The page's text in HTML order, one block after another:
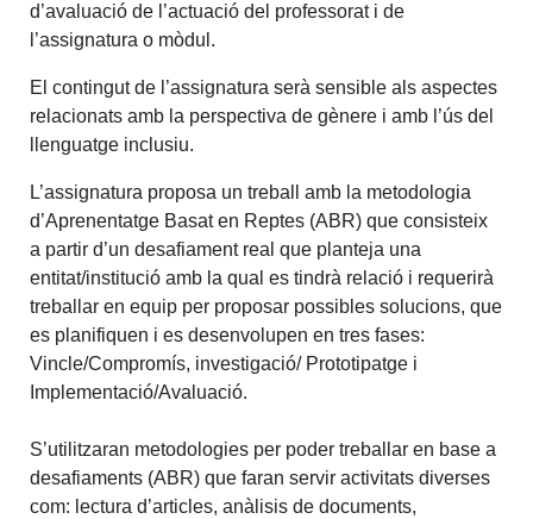
d’avaluació de l’actuació del professorat i de
l’assignatura o mòdul.
El contingut de l’assignatura serà sensible als aspectes
relacionats amb la perspectiva de gènere i amb l’ús del
llenguatge inclusiu.
L’assignatura proposa un treball amb la metodologia
d’Aprenentatge Basat en Reptes (ABR) que consisteix
a partir d’un desafiament real que planteja una
entitat/institució amb la qual es tindrà relació i requerirà
treballar en equip per proposar possibles solucions, que
es planifiquen i es desenvolupen en tres fases:
Vincle/Compromís, investigació/ Prototipatge i
Implementació/Avaluació.
S’utilitzaran metodologies per poder treballar en base a
desafiaments (ABR) que faran servir activitats diverses
com: lectura d’articles, anàlisis de documents,